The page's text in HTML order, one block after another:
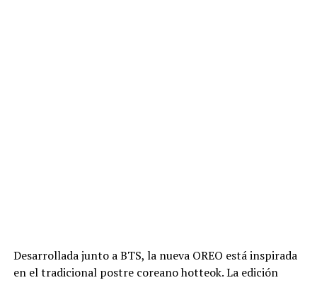
Desarrollada junto a BTS, la nueva OREO está inspirada
en el tradicional postre coreano hotteok. La edición